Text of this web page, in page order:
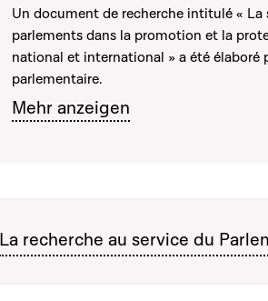
Un document de recherche intitulé «
parlements dans la promotion et la
national et international » a été élaboré
parlementaire.
Mehr anzeigen
La recherche au service du